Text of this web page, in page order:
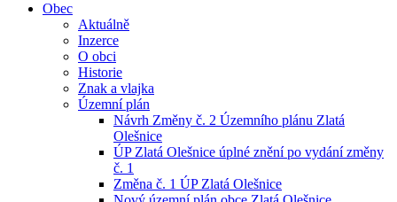
Obec
Aktuálně
Inzerce
O obci
Historie
Znak a vlajka
Územní plán
Návrh Změny č. 2 Územního plánu Zlatá
Olešnice
ÚP Zlatá Olešnice úplné znění po vydání změny
č. 1
Změna č. 1 ÚP Zlatá Olešnice